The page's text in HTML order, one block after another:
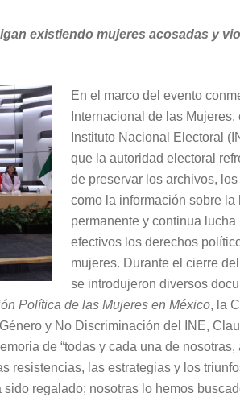
existiendo mujeres acosadas y
En el marco del evento
Internacional de las Mujeres,
Instituto Nacional Electoral
que la autoridad electoral
de preservar los archivos,
como la información sobre la
permanente y continua lucha
efectivos los derechos
mujeres. Durante el cierre
se introdujeron diversos
Política de las Mujeres en México, la
y No Discriminación del INE,
de “todas y cada una de nosotras,
resistencias, las estrategias y los
regalado; nosotras lo hemos